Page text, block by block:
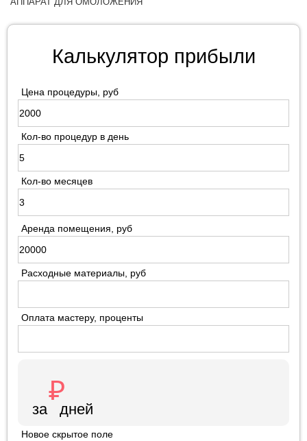
Калькулятор прибыли
Цена процедуры, руб
Кол-во процедур в день
Кол-во месяцев
Аренда помещения, руб
Расходные материалы, руб
Оплата мастеру, проценты
Новое скрытое поле